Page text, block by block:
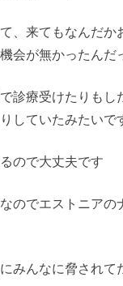
、来てもなんだか
会が無かったんだ
診療受けたりもし
していたみたいで
ので大丈夫です
のでエストニアの
みんなに脅されて